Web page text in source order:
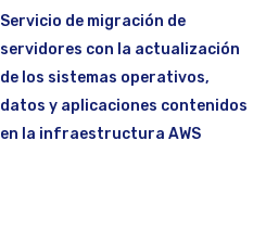
Servicio de migración de
servidores con la actualización
de los sistemas operativos,
datos y aplicaciones contenidos
en la infraestructura AWS